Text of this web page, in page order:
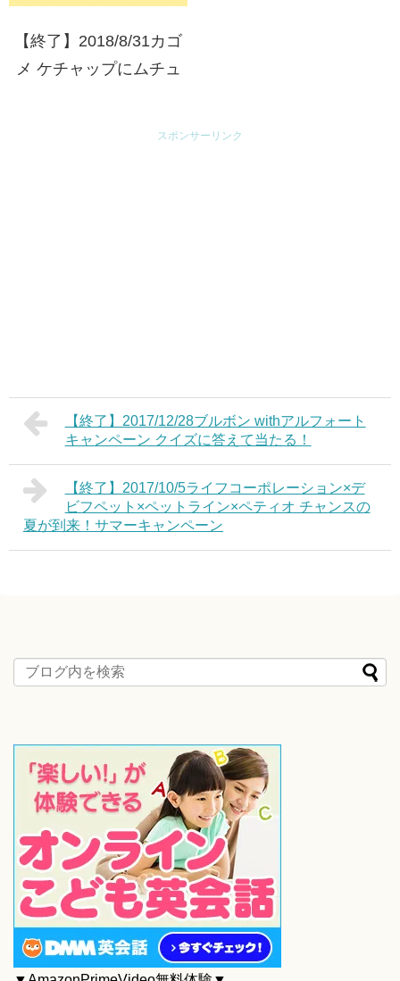
【終了】2018/8/31カゴ
メ ケチャップにムチュ
スポンサーリンク
【終了】2017/12/28ブルボン withアルフォート
キャンペーン クイズに答えて当たる！
【終了】2017/10/5ライフコーポレーション×デ
ビフペット×ペットライン×ペティオ チャンスの
夏が到来！サマーキャンペーン